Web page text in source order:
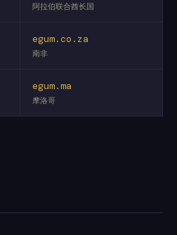
阿拉伯联合酋长国
egum.co.za
南非
egum.ma
摩洛哥